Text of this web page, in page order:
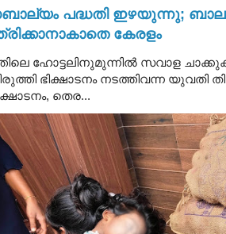
പദ്ധതി ഇഴയുന്നു;
കേരളം
ഹോട്ടലിനുമുന്നിൽ സവാള
ഭിക്ഷാടനം നടത്തിവന്ന
തെര...